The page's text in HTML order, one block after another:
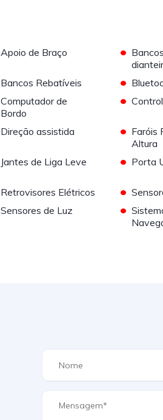
Apoio de Braço •
Bancos Rebatíveis •
Computador de
Bordo
•
Direção assistida • Faróis
Altura
Jantes de Liga Leve • Porta
Retrovisores Elétricos •
Sensores de Luz •